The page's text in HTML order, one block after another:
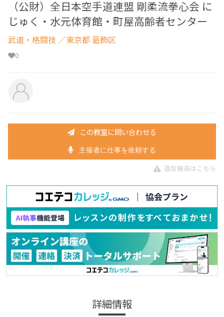
（公財）全日本空手道連盟 剛柔流拳心会 に
じゅく・水元体育館・町屋高齢者センター
武道・格闘技 ／東京都 葛飾区
0
この教室に問い合わせる
主催者に仕事を依頼する
違反報告はこちら
詳細情報